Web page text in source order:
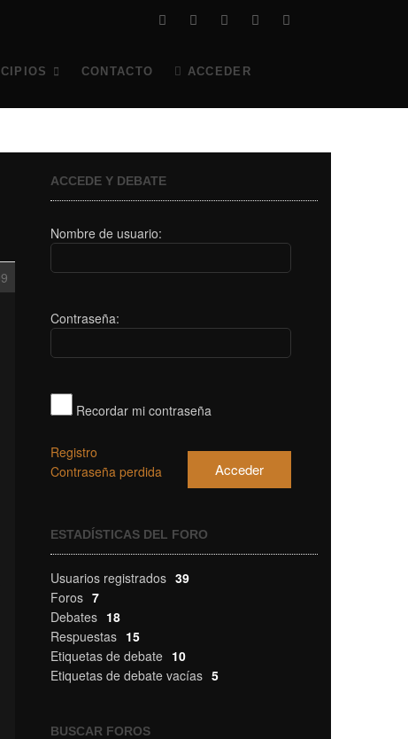
facebooktwitter instagramyoutube
CONTACTO ACCEDER
ACCEDE Y DEBATE
Nombre de usuario:
Contraseña:
Recordar mi contraseña
Acceder
Registro
Contraseña perdida
ESTADÍSTICAS DEL FORO
Usuarios registrados 39
Foros 7
Debates 18
Respuestas 15
Etiquetas de debate 10
Etiquetas de debate vacías 5
BUSCAR FOROS